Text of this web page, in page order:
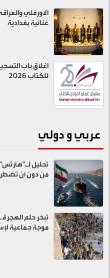
الاورفلي
غنائية بغدادية
اغلاق باب
للكتاب 2026
عربي و دولي
تحليل
من دون أن تضطر
موجة جماعية